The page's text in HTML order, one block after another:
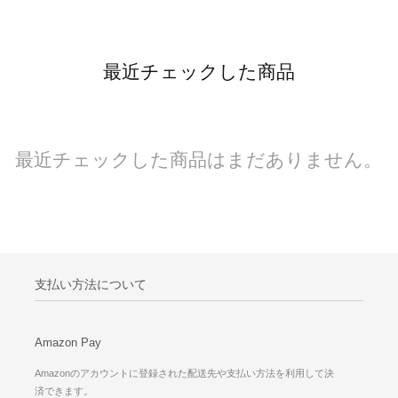
最近チェックした商品
最近チェックした商品はまだありません。
支払い方法について
Amazon Pay
Amazonのアカウントに登録された配送先や支払い方法を利用して決
済できます。